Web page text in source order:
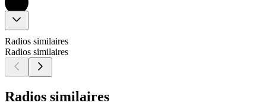
Radios similaires
Radios similaires
Radios similaires